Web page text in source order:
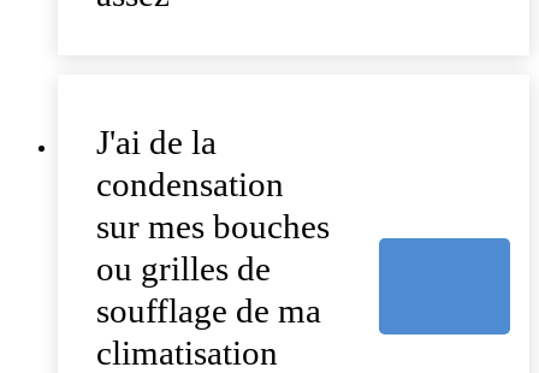
J'ai de la
condensation
sur mes bouches
ou grilles de
soufflage de ma
climatisation